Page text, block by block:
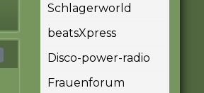
Schlagerworld
beatsXpress
Disco-power-radio
Frauenforum